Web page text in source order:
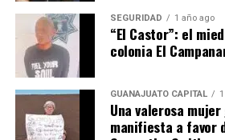
SEGURIDAD 1 año ago
“El Castor”: el
colonia El
GUANAJUATO CAPITAL
Una valerosa
manifiesta a favor